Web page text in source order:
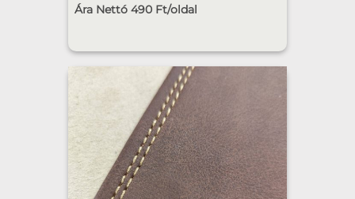
Ára Nettó 490 Ft/oldal